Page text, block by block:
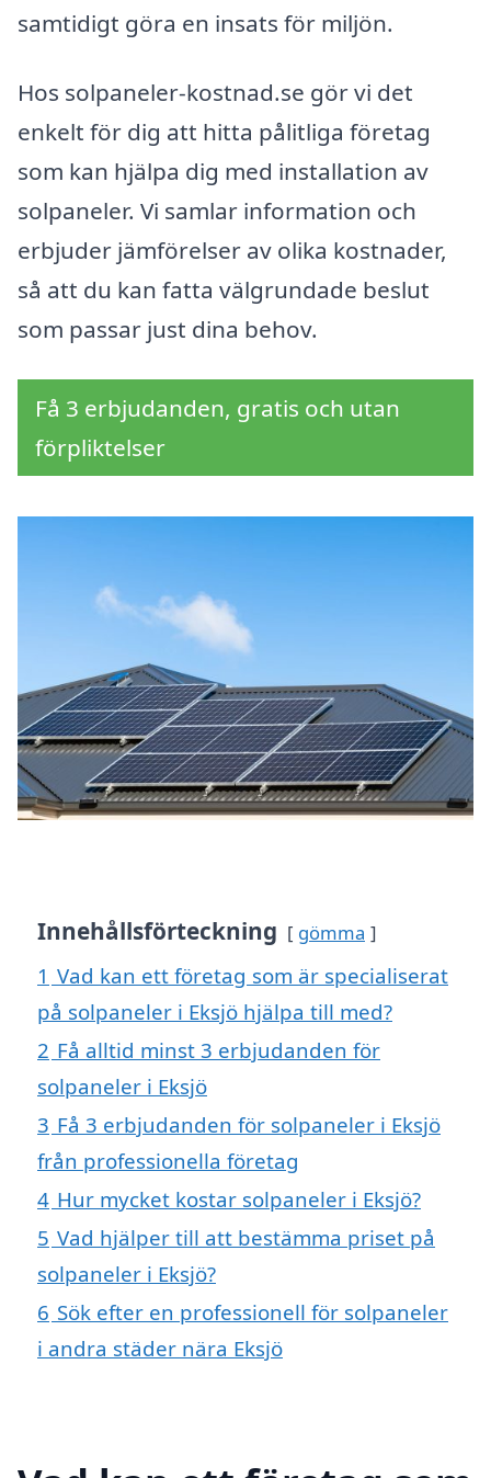
samtidigt göra en insats för miljön.
Hos solpaneler-kostnad.se gör vi det
enkelt för dig att hitta pålitliga företag
som kan hjälpa dig med installation av
solpaneler. Vi samlar information och
erbjuder jämförelser av olika kostnader,
så att du kan fatta välgrundade beslut
som passar just dina behov.
Få 3 erbjudanden, gratis och utan
förpliktelser
Innehållsförteckning gömma
1 Vad kan ett företag som är specialiserat
på solpaneler i Eksjö hjälpa till med?
2 Få alltid minst 3 erbjudanden för
solpaneler i Eksjö
3 Få 3 erbjudanden för solpaneler i Eksjö
från professionella företag
4 Hur mycket kostar solpaneler i Eksjö?
5 Vad hjälper till att bestämma priset på
solpaneler i Eksjö?
6 Sök efter en professionell för solpaneler
i andra städer nära Eksjö